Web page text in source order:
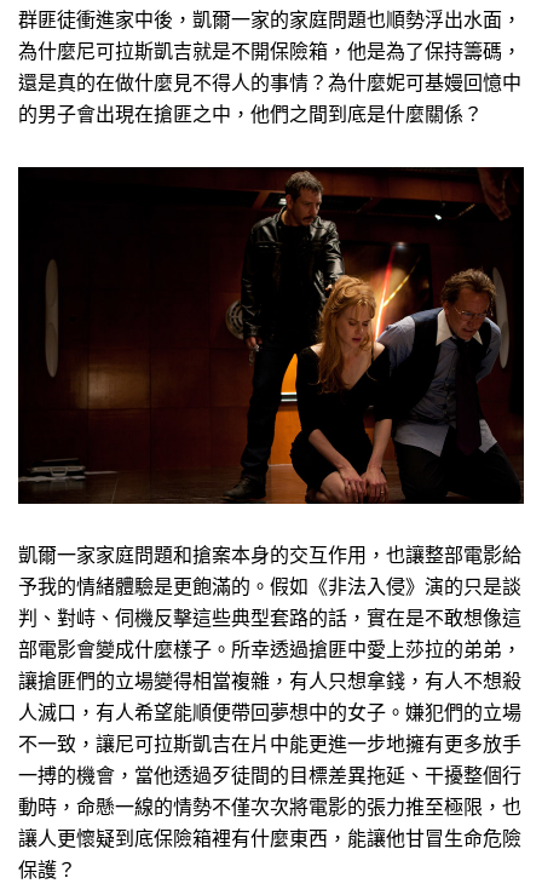
群匪徒衝進家中後，凱爾一家的家庭問題也順勢浮出水面，
為什麼尼可拉斯凱吉就是不開保險箱，他是為了保持籌碼，
還是真的在做什麼見不得人的事情？為什麼妮可基嫚回憶中
的男子會出現在搶匪之中，他們之間到底是什麼關係？
凱爾一家家庭問題和搶案本身的交互作用，也讓整部電影給
予我的情緒體驗是更飽滿的。假如《非法入侵》演的只是談
判、對峙、伺機反擊這些典型套路的話，實在是不敢想像這
部電影會變成什麼樣子。所幸透過搶匪中愛上莎拉的弟弟，
讓搶匪們的立場變得相當複雜，有人只想拿錢，有人不想殺
人滅口，有人希望能順便帶回夢想中的女子。嫌犯們的立場
不一致，讓尼可拉斯凱吉在片中能更進一步地擁有更多放手
一搏的機會，當他透過歹徒間的目標差異拖延、干擾整個行
動時，命懸一線的情勢不僅次次將電影的張力推至極限，也
讓人更懷疑到底保險箱裡有什麼東西，能讓他甘冒生命危險
保護？